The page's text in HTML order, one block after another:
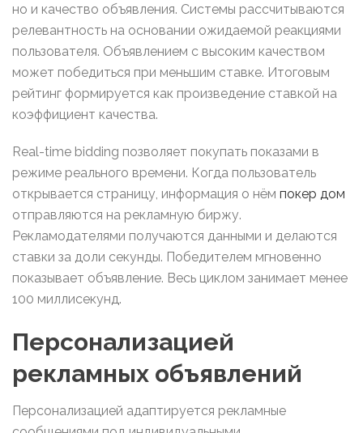
но и качество объявления. Системы рассчитываются
релевантность на основании ожидаемой реакциями
пользователя. Объявлением с высоким качеством
может победиться при меньшим ставке. Итоговым
рейтинг формируется как произведение ставкой на
коэффициент качества.
Real-time bidding позволяет покупать показами в
режиме реального времени. Когда пользователь
открывается страницу, информация о нём покер дом
отправляются на рекламную биржу.
Рекламодателями получаются данными и делаются
ставки за доли секунды. Победителем мгновенно
показывает объявление. Весь циклом занимает менее
100 миллисекунд.
Персонализацией
рекламных объявлений
Персонализацией адаптируется рекламные